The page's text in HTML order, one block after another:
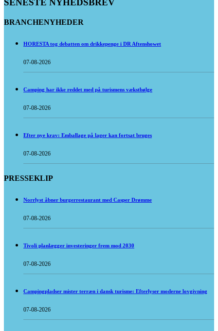
SENESTE NYHEDSBREV
BRANCHENYHEDER
HORESTA tog debatten om drikkepenge i DR Aftenshowet
07-08-2026
Camping har ikke reddet med på turismens vækstbølge
07-08-2026
Efter nye krav: Emballage på lager kan fortsat bruges
07-08-2026
PRESSEKLIP
Norrlyst åbner burgerrestaurant med Casper Drømme
07-08-2026
Tivoli planlægger investeringer frem mod 2030
07-08-2026
Campingpladser mister terræn i dansk turisme: Efterlyser moderne lovgivning
07-08-2026